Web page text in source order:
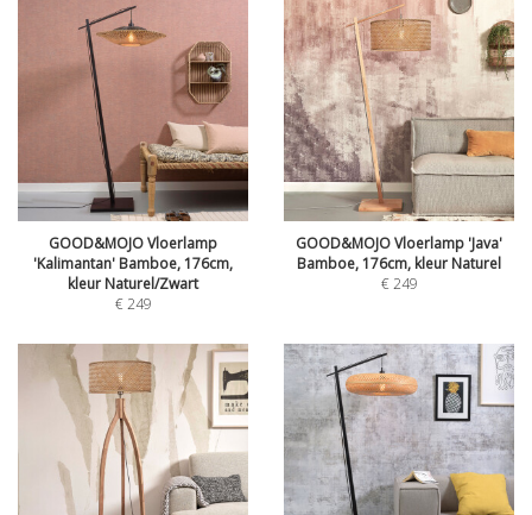
GOOD&MOJO Vloerlamp
'Kalimantan' Bamboe, 176cm,
kleur Naturel/Zwart
€249
GOOD&MOJO Vloerlamp 'Java'
Bamboe, 176cm, kleur Naturel
€249